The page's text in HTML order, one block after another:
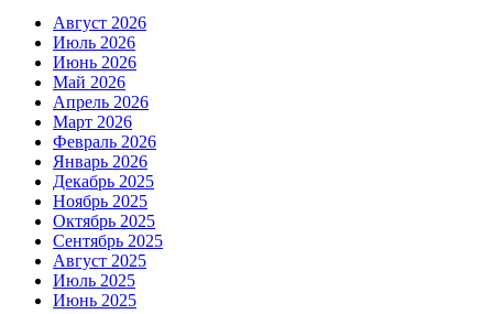
Август 2026
Июль 2026
Июнь 2026
Май 2026
Апрель 2026
Март 2026
Февраль 2026
Январь 2026
Декабрь 2025
Ноябрь 2025
Октябрь 2025
Сентябрь 2025
Август 2025
Июль 2025
Июнь 2025